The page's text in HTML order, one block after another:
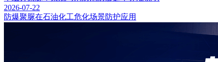
2026-07-22
防爆聚脲在石油化工危化场景防护应用